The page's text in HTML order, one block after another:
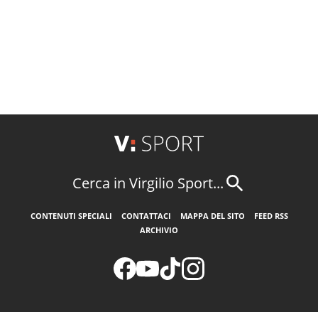
Cerca in Virgilio Sport...
CONTENUTI SPECIALI CONTATTACI MAPPA DEL SITO
FEED RSS
ARCHIVIO